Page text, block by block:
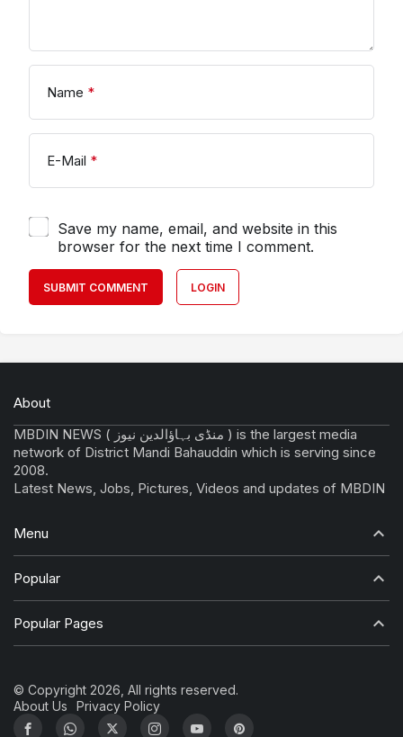
Name *
E-Mail *
Save my name, email, and website in this
browser for the next time I comment.
SUBMIT COMMENT LOGIN
About
MBDIN NEWS ( منڈی بہاؤالدین نیوز ) is the largest media
network of District Mandi Bahauddin which is serving since
2008.
Latest News, Jobs, Pictures, Videos and updates of MBDIN
Menu
Popular
Popular Pages
© Copyright 2026, All rights reserved.
About Us
Privacy Policy